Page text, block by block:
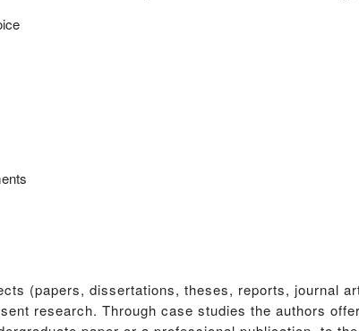
(papers, dissertations, theses, reports, journal
research. Through case studies the authors